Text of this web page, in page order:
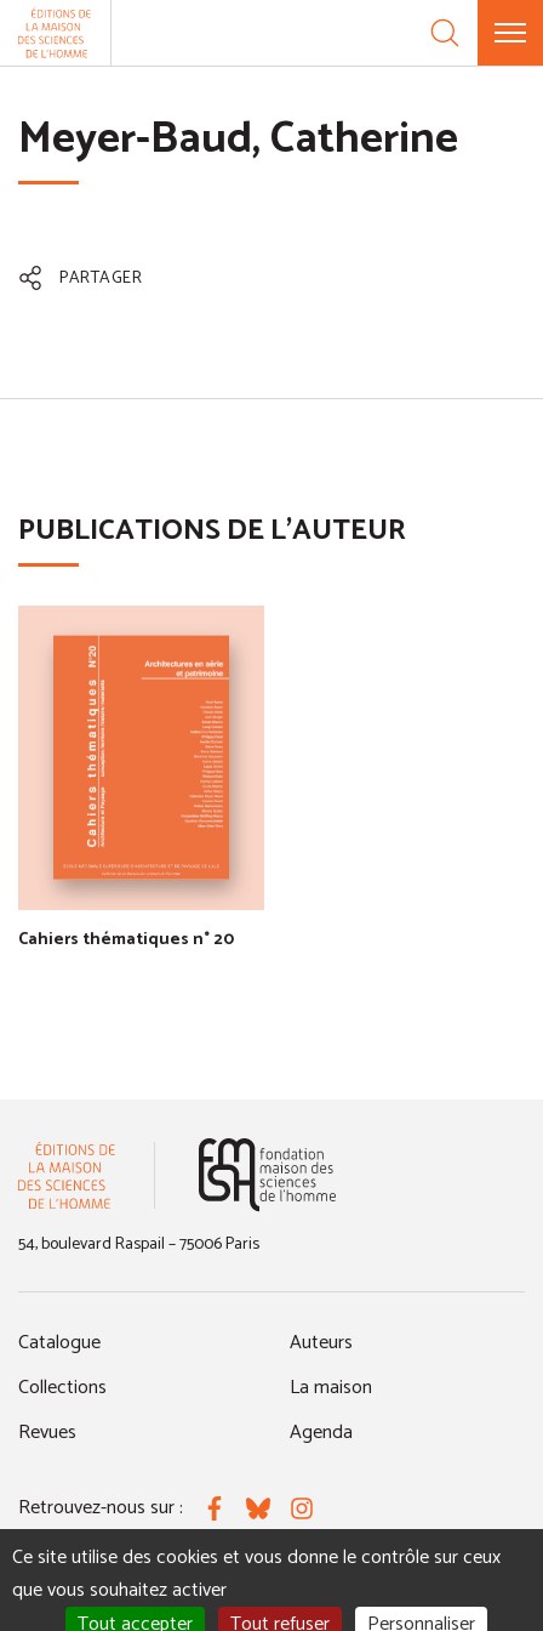
Aller au contenu
Meyer-Baud, Catherine
PARTAGER
PUBLICATIONS DE L'AUTEUR
Cahiers thématiques n° 20
54, boulevard Raspail – 75006 Paris
Catalogue
Collections
Revues
Auteurs
La maison
Agenda
Retrouvez-nous sur : FacebookBlueskyInstagram
MENTIONS LÉGALES NOUS CONTACTER
Panneau de gestion des cookies
Ce site utilise des cookies et vous donne le contrôle sur ceux
que vous souhaitez activer
Tout accepter
Tout refuser Personnaliser